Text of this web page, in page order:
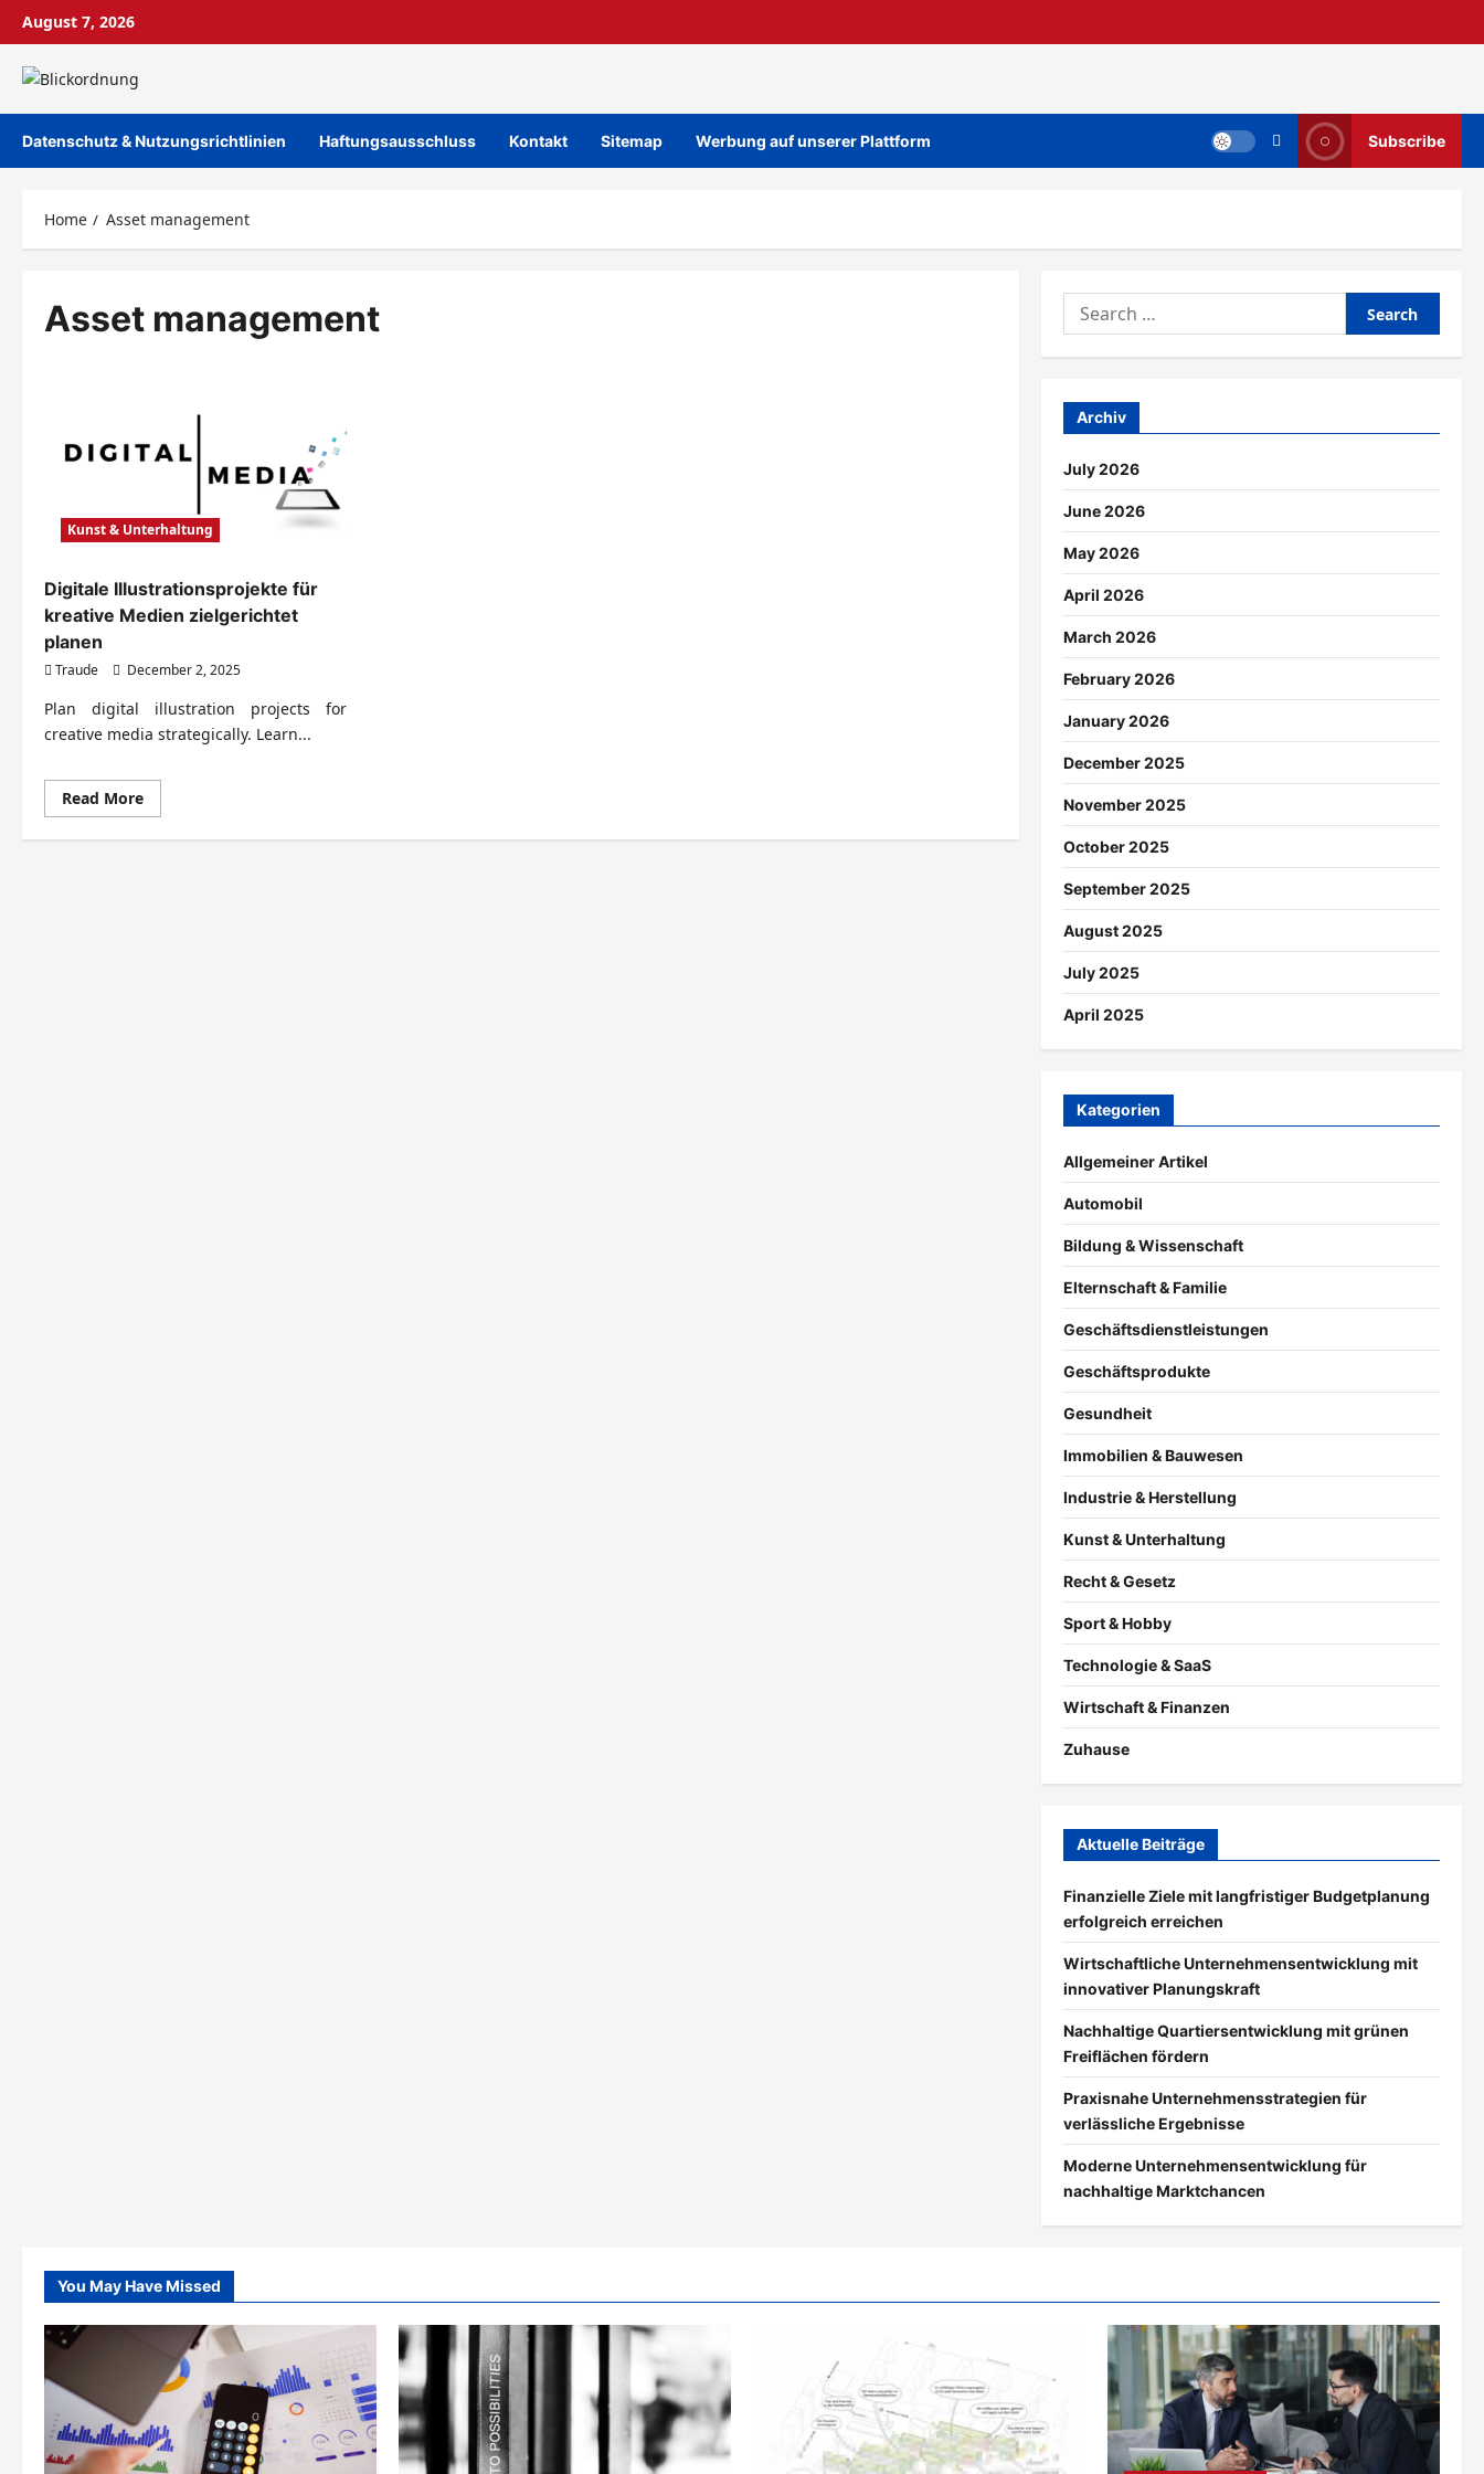
Skip
content
August 7, 2026
Datenschutz & Nutzungsrichtlinien Haftungsausschluss Kontakt Sitemap Werbung auf unserer Plattform Subscribe
Home Asset management
Asset management
Kunst & Unterhaltung
Digitale Illustrationsprojekte für
kreative Medien zielgerichtet
planen
Traude December 2, 2025
Plan digital illustration projects for
creative media strategically. Learn...
Read MoreRead
more
Digitale
Search
for:
Archiv
July 2026
June 2026
May 2026
April 2026
March 2026
February 2026
January 2026
December 2025
November 2025
October 2025
September 2025
August 2025
July 2025
April 2025
Kategorien
Allgemeiner Artikel
Automobil
Bildung & Wissenschaft
Elternschaft & Familie
Geschäftsdienstleistungen
Geschäftsprodukte
Gesundheit
Immobilien & Bauwesen
Industrie & Herstellung
Kunst & Unterhaltung
Recht & Gesetz
Sport & Hobby
Technologie & SaaS
Wirtschaft & Finanzen
Zuhause
Aktuelle Beiträge
Finanzielle Ziele mit langfristiger Budgetplanung
erfolgreich erreichen
Wirtschaftliche Unternehmensentwicklung mit
innovativer Planungskraft
Nachhaltige Quartiersentwicklung mit grünen
Freiflächen fördern
Praxisnahe Unternehmensstrategien für
verlässliche Ergebnisse
Moderne Unternehmensentwicklung für
nachhaltige Marktchancen
You May Have Missed